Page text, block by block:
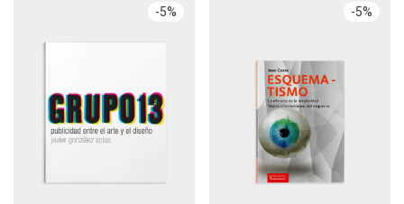
-5% -5%